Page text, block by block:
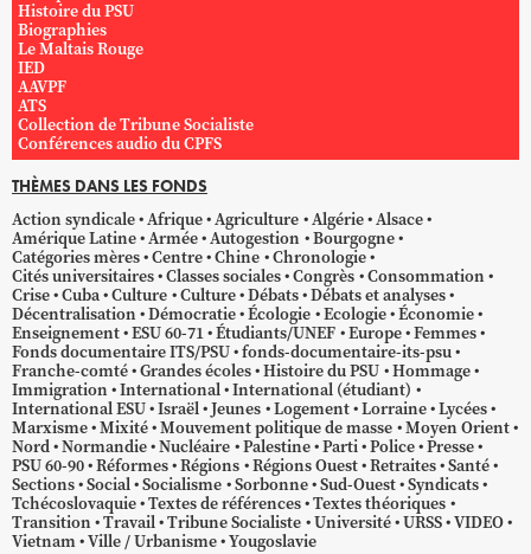
Histoire du PSU
Biographies
Le Maltais Rouge
IED
AAVPF
ATS
Collection de Tribune Socialiste
Conférences audio du CPFS
THÈMES DANS LES FONDS
Action syndicale Afrique Agriculture Algérie Alsace
Amérique Latine Armée Autogestion
Bourgogne
Catégories mères Centre Chine Chronologie
Cités universitaires Classes sociales Congrès Consommation
Crise Cuba Culture Culture Débats Débats et analyses
Décentralisation Démocratie Écologie Ecologie Économie
Enseignement ESU 60-71 Étudiants/UNEF Europe Femmes
Fonds documentaire ITS/PSU fonds-documentaire-its-psu
Franche-comté Grandes écoles Histoire du PSU Hommage
Immigration International International (étudiant)
International ESU Israël Jeunes Logement Lorraine Lycées
Marxisme Mixité Mouvement politique de masse Moyen Orient
Nord Normandie Nucléaire Palestine Parti Police Presse
PSU 60-90 Réformes Régions Régions Ouest Retraites Santé
Sections Social Socialisme Sorbonne Sud-Ouest Syndicats
Tchécoslovaquie Textes de références Textes théoriques
Transition Travail Tribune Socialiste Université URSS VIDEO
Vietnam Ville / Urbanisme Yougoslavie